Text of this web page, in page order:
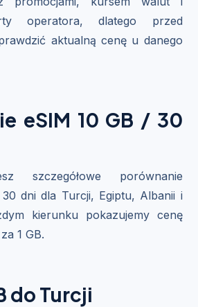
operatora, dlatego przed
aktualną cenę u danego
eSIM 10 GB / 30
szczegółowe porównanie
dni dla Turcji, Egiptu, Albanii i
kierunku pokazujemy cenę
1 GB.
do Turcji